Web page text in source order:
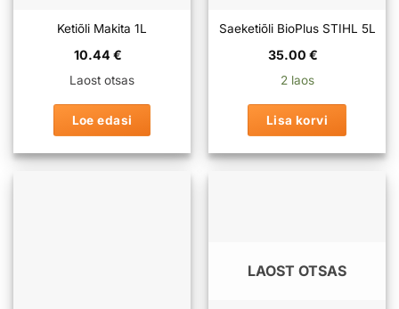
Ketiõli Makita 1L
10.44 €
Laost otsas
Loe edasi
Saeketiõli BioPlus STIHL 5L
35.00 €
2 laos
Lisa korvi
LAOST OTSAS